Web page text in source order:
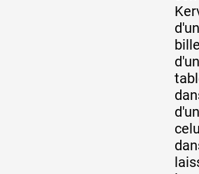
De A à Z
Année